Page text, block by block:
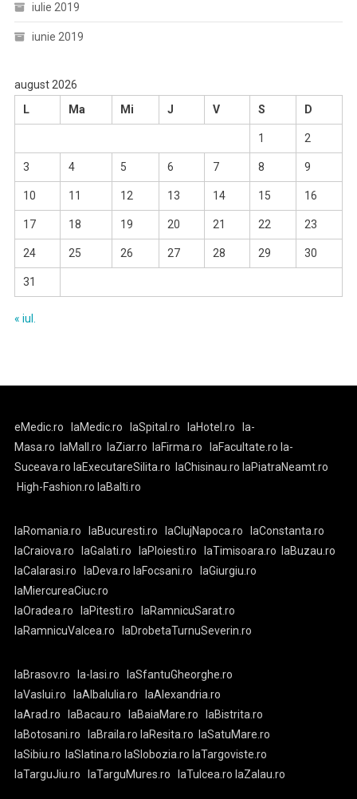
iulie 2019
iunie 2019
august 2026
L
Ma Mi J V S D
1 2
3 4 5 6 7 8 9
10 11 12 13 14 15 16
17 18 19 20 21 22 23
24 25 26 27 28 29 30
31
« iul.
eMedic.ro laMedic.ro laSpital.ro laHotel.ro
la-
Masa.ro
laMall.ro laZiar.ro laFirma.ro laFacultate.ro la-
Suceava.ro laExecutareSilita.ro laChisinau.ro laPiatraNeamt.ro
High-Fashion.ro laBalti.ro
laRomania.ro laBucuresti.ro laClujNapoca.ro
laConstanta.ro
laCraiova.ro
laGalati.ro laPloiesti.ro laTimisoara.ro
laBuzau.ro
laCalarasi.ro
laDeva.ro laFocsani.ro
laGiurgiu.ro
laMiercureaCiuc.ro
laOradea.ro
laPitesti.ro
laRamnicuSarat.ro
laRamnicuValcea.ro
laDrobetaTurnuSeverin.ro
laBrasov.ro la-Iasi.ro
laSfantuGheorghe.ro
laVaslui.ro
laAlbaIulia.ro
laAlexandria.ro
laArad.ro
laBacau.ro laBaiaMare.ro
laBistrita.ro
laBotosani.ro
laBraila.ro laResita.ro
laSatuMare.ro
laSibiu.ro
laSlatina.ro laSlobozia.ro laTargoviste.ro
laTarguJiu.ro
laTarguMures.ro laTulcea.ro laZalau.ro